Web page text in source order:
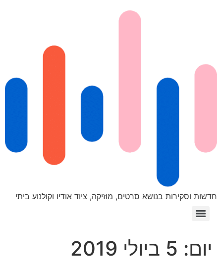
חדשות וסקירות בנושא סרטים, מוזיקה, ציוד אודיו וקולנוע ביתי
יום: 5 ביולי 2019